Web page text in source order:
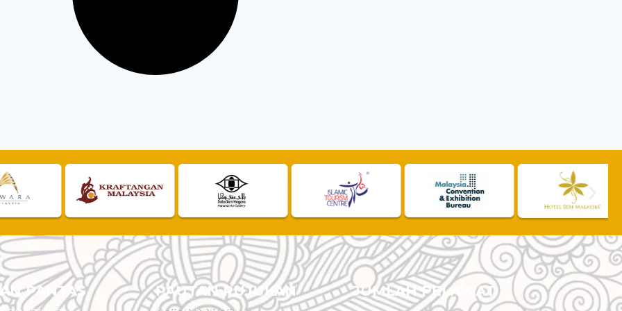
PANTAS PAUTAN RUJUKAN JUMLAH PELAWAT